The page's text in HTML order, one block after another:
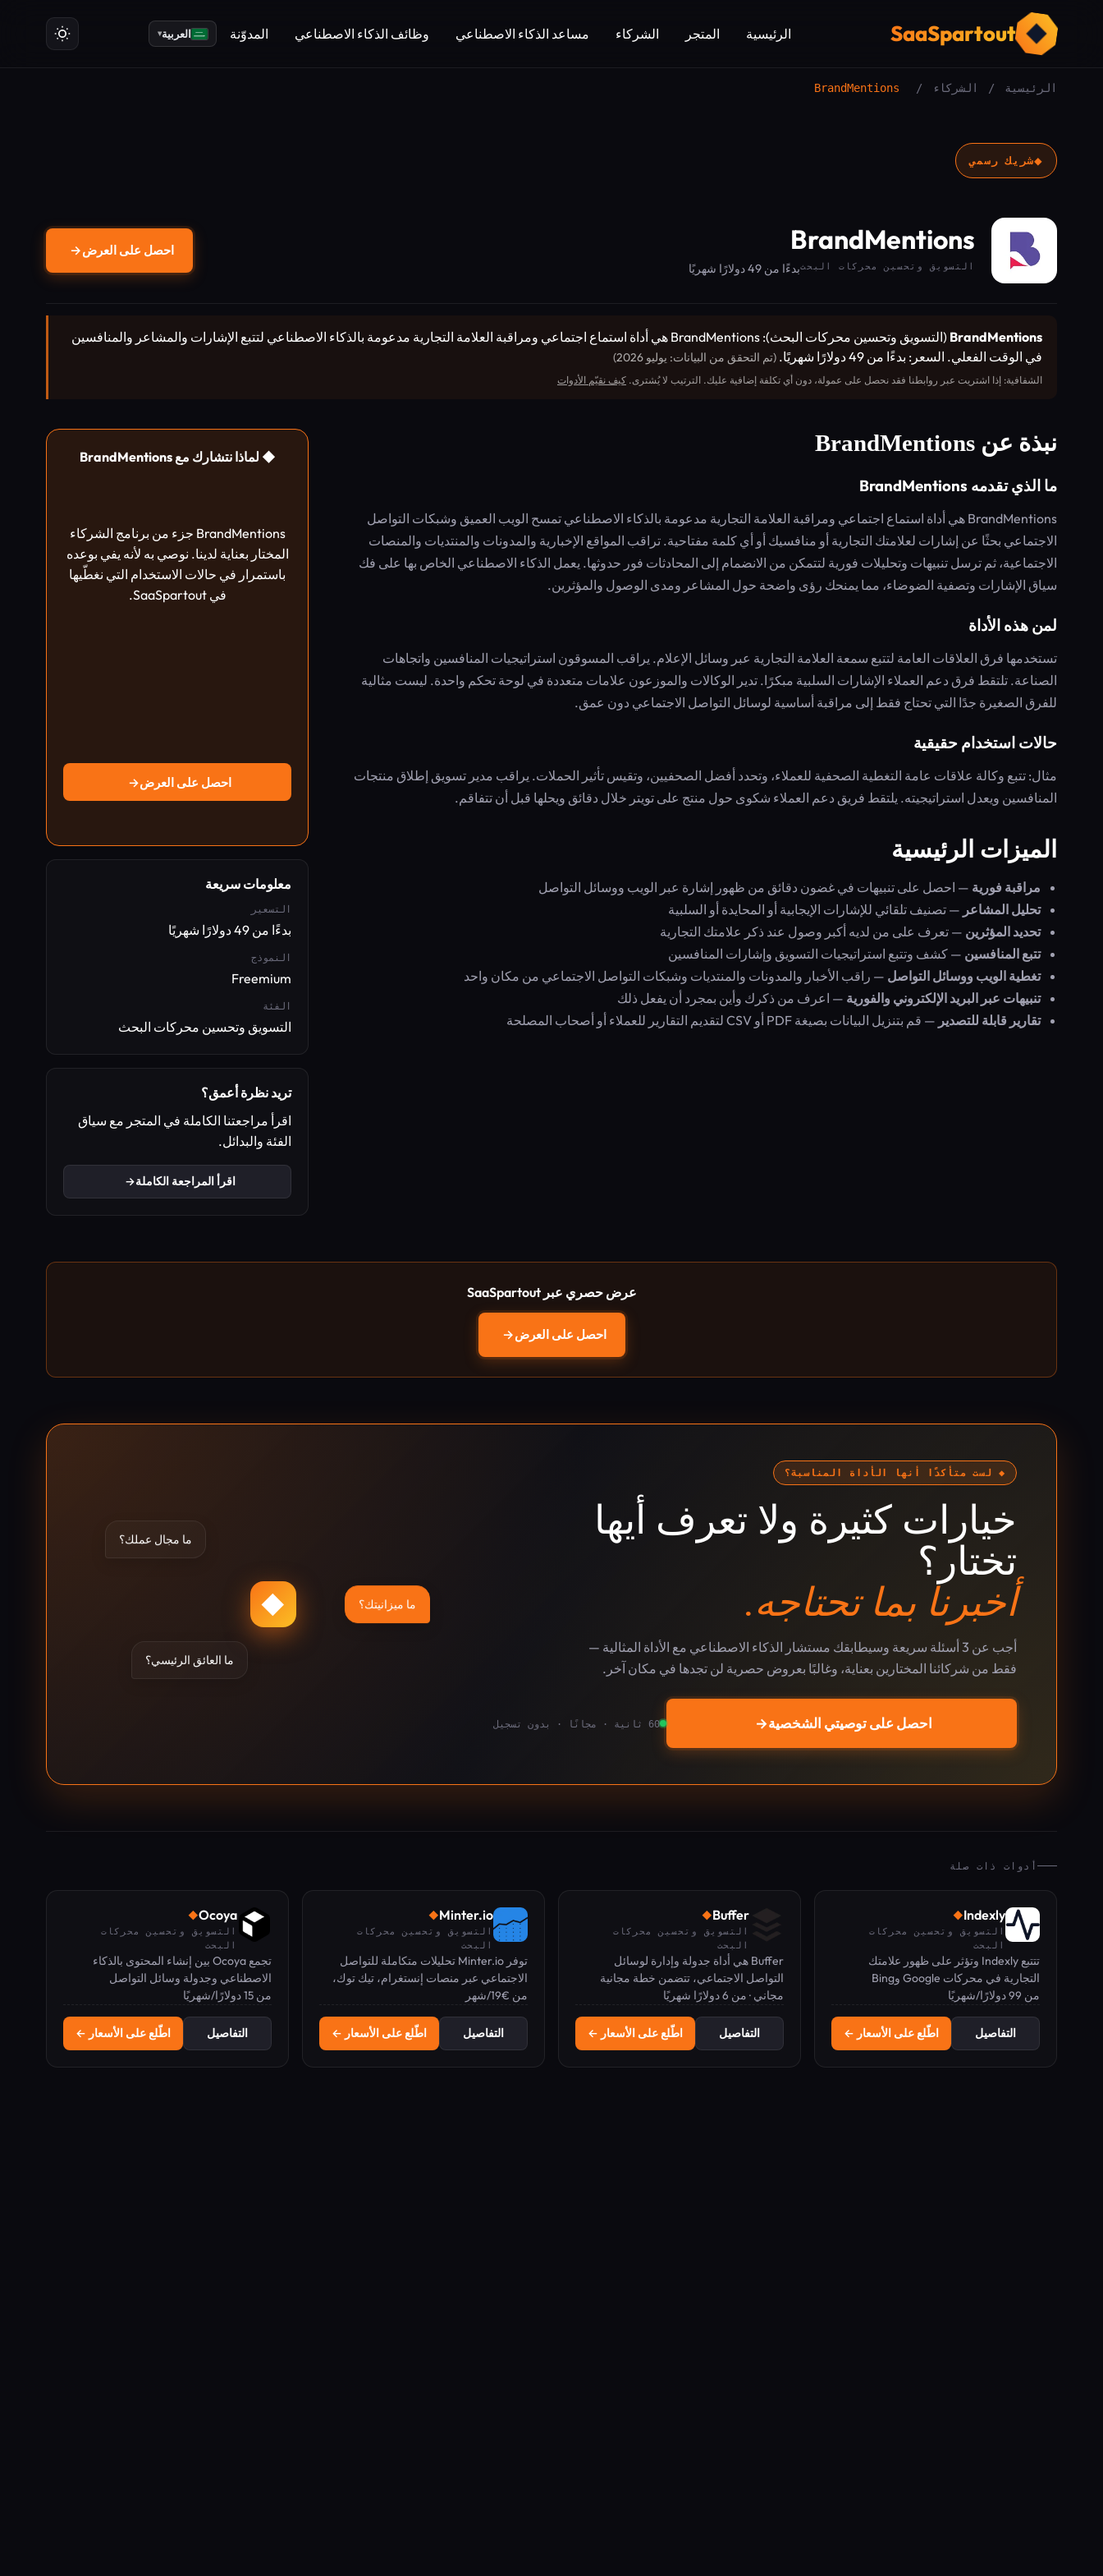
SaaSpartout الرئيسية المتجر الشركاء مساعد الذكاء الاصطناعي وظائف الذكاء الاصطناعي المدوّنة العربية▾
الرئيسية / الشركاء /
BrandMentions
◆شريك رسمي
BrandMentions
التسويق وتحسين محركات البحثبدءًا من 49 دولارًا شهريًا
احصل على العرض→
BrandMentions
(التسويق وتحسين محركات البحث): BrandMentions هي أداة استماع اجتماعي ومراقبة العلامة التجارية مدعومة بالذكاء الاصطناعي لتتبع الإشارات والمشاعر والمنافسين
في الوقت الفعلي. السعر: بدءًا من 49 دولارًا شهريًا.
(تم التحقق من البيانات: يوليو 2026)
الشفافية: إذا اشتريت عبر روابطنا فقد نحصل على عمولة، دون أي تكلفة إضافية عليك. الترتيب لا يُشترى. كيف نقيّم الأدوات
نبذة عن BrandMentions
ما الذي تقدمه BrandMentions
BrandMentions هي أداة استماع اجتماعي ومراقبة العلامة التجارية مدعومة بالذكاء الاصطناعي تمسح الويب العميق وشبكات التواصل
الاجتماعي بحثًا عن إشارات لعلامتك التجارية أو منافسيك أو أي كلمة مفتاحية. تراقب المواقع الإخبارية والمدونات والمنتديات والمنصات
الاجتماعية، ثم ترسل تنبيهات وتحليلات فورية لتتمكن من الانضمام إلى المحادثات فور حدوثها. يعمل الذكاء الاصطناعي الخاص بها على فك
سياق الإشارات وتصفية الضوضاء، مما يمنحك رؤى واضحة حول المشاعر ومدى الوصول والمؤثرين.
لمن هذه الأداة
تستخدمها فرق العلاقات العامة لتتبع سمعة العلامة التجارية عبر وسائل الإعلام. يراقب المسوقون استراتيجيات المنافسين واتجاهات
الصناعة. تلتقط فرق دعم العملاء الإشارات السلبية مبكرًا. تدير الوكالات والموزعون علامات متعددة في لوحة تحكم واحدة. ليست مثالية
للفرق الصغيرة جدًا التي تحتاج فقط إلى مراقبة أساسية لوسائل التواصل الاجتماعي دون عمق.
حالات استخدام حقيقية
مثال: تتبع وكالة علاقات عامة التغطية الصحفية للعملاء، وتحدد أفضل الصحفيين، وتقيس تأثير الحملات. يراقب مدير تسويق إطلاق منتجات
المنافسين ويعدل استراتيجيته. يلتقط فريق دعم العملاء شكوى حول منتج على تويتر خلال دقائق ويحلها قبل أن تتفاقم.
الميزات الرئيسية
مراقبة فورية — احصل على تنبيهات في غضون دقائق من ظهور إشارة عبر الويب ووسائل التواصل
تحليل المشاعر — تصنيف تلقائي للإشارات الإيجابية أو المحايدة أو السلبية
تحديد المؤثرين — تعرف على من لديه أكبر وصول عند ذكر علامتك التجارية
تتبع المنافسين — كشف وتتبع استراتيجيات التسويق وإشارات المنافسين
تغطية الويب ووسائل التواصل — راقب الأخبار والمدونات والمنتديات وشبكات التواصل الاجتماعي من مكان واحد
تنبيهات عبر البريد الإلكتروني والفورية — اعرف من ذكرك وأين بمجرد أن يفعل ذلك
تقارير قابلة للتصدير — قم بتنزيل البيانات بصيغة PDF أو CSV لتقديم التقارير للعملاء أو أصحاب المصلحة
◆ لماذا نتشارك مع BrandMentions
BrandMentions جزء من برنامج الشركاء
المختار بعناية لدينا. نوصي به لأنه يفي بوعده
باستمرار في حالات الاستخدام التي نغطّيها
في SaaSpartout.
احصل على العرض→
معلومات سريعة
التسعير
بدءًا من 49 دولارًا شهريًا
النموذج
Freemium
الفئة
التسويق وتحسين محركات البحث
تريد نظرة أعمق؟
اقرأ مراجعتنا الكاملة في المتجر مع سياق
الفئة والبدائل.
اقرأ المراجعة الكاملة→
عرض حصري عبر SaaSpartout
احصل على العرض→
◆ لست متأكدًا أنها الأداة المناسبة؟
خيارات كثيرة ولا تعرف أيها
تختار؟
أخبرنا بما تحتاجه.
أجب عن 3 أسئلة سريعة وسيطابقك مستشار الذكاء الاصطناعي مع الأداة المثالية —
فقط من شركائنا المختارين بعناية، وغالبًا بعروض حصرية لن تجدها في مكان آخر.
احصل على توصيتي الشخصية→ 60 ثانية · مجانًا · بدون تسجيل
ما مجال عملك؟
ما ميزانيتك؟
ما العائق الرئيسي؟
◆
أدوات ذات صلة
Indexly
◆
التسويق وتحسين محركات
البحث
تتتبع Indexly وتؤثر على ظهور علامتك
التجارية في محركات Google وBing
ومحركات البحث بالذكاء الاصطناعي
من 99 دولارًا/شهريًا
التفاصيل اطّلع على الأسعار ←
Buffer
◆
التسويق وتحسين محركات
البحث
Buffer هي أداة جدولة وإدارة لوسائل
التواصل الاجتماعي، تتضمن خطة مجانية
وباقات مدفوعة تبدأ من 6 دولارات شهريًا.
مجاني · من 6 دولارًا شهريًا
التفاصيل اطّلع على الأسعار ←
Minter.io
◆
التسويق وتحسين محركات
البحث
توفر Minter.io تحليلات متكاملة للتواصل
الاجتماعي عبر منصات إنستغرام، تيك توك،
إكس (تويتر سابقًا)، لينكد إن، فيسبوك وثريدز.
من €19/شهر
التفاصيل اطّلع على الأسعار ←
Ocoya
◆
التسويق وتحسين محركات
البحث
تجمع Ocoya بين إنشاء المحتوى بالذكاء
الاصطناعي وجدولة وسائل التواصل
الاجتماعي ونسخ المنتجات للتجارة الإلكترونية
من 15 دولارًا/شهريًا
التفاصيل اطّلع على الأسعار ←